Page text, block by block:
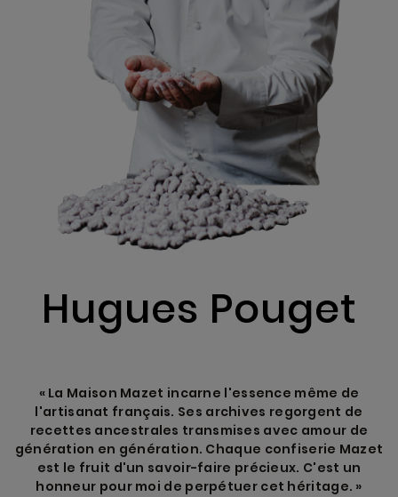
Hugues Pouget
« La Maison Mazet incarne l'essence même de
l'artisanat français. Ses archives regorgent de
recettes ancestrales transmises avec amour de
génération en génération. Chaque confiserie Mazet
est le fruit d'un savoir-faire précieux. C'est un
honneur pour moi de perpétuer cet héritage. »